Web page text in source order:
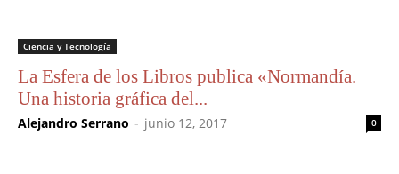
Ciencia y Tecnología
La Esfera de los Libros publica «Normandía.
Una historia gráfica del...
Alejandro Serrano - junio 12, 2017 0